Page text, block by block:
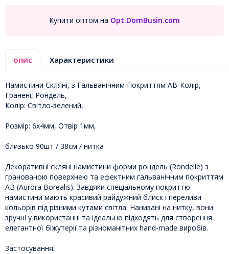
Купити оптом на Opt.DomBusin.com
опис Характеристики
Намистини Скляні, з Гальванічним Покриттям АВ-Колір,
Гранені, Рондель,
Колір: Світло-зелений,
Розмір: 6х4мм, Отвір 1мм,
близько 90шт / 38см / нитка
Декоративні скляні намистини форми рондель (Rondelle) з
гранованою поверхнею та ефектним гальванічним покриттям
AB (Aurora Borealis). Завдяки спеціальному покриттю
намистини мають красивий райдужний блиск і переливи
кольорів під різними кутами світла. Нанизані на нитку, вони
зручні у використанні та ідеально підходять для створення
елегантної біжутерії та різноманітних hand-made виробів.
Застосування: